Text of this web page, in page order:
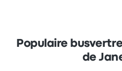
Populaire
de